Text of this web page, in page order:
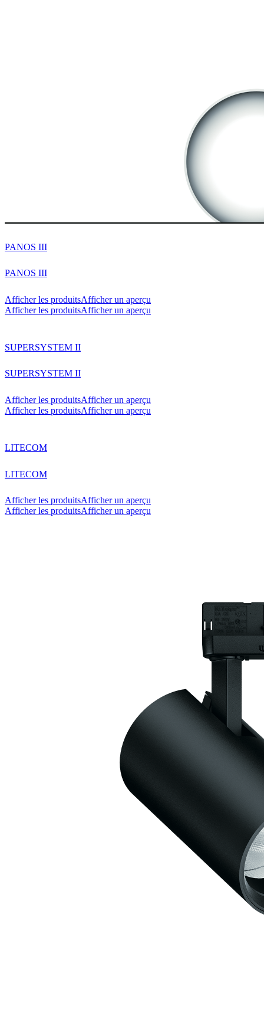
PANOS III
PANOS III
Afficher les produitsAfficher un aperçu
Afficher les produitsAfficher un aperçu
SUPERSYSTEM II
SUPERSYSTEM II
Afficher les produitsAfficher un aperçu
Afficher les produitsAfficher un aperçu
LITECOM
LITECOM
Afficher les produitsAfficher un aperçu
Afficher les produitsAfficher un aperçu